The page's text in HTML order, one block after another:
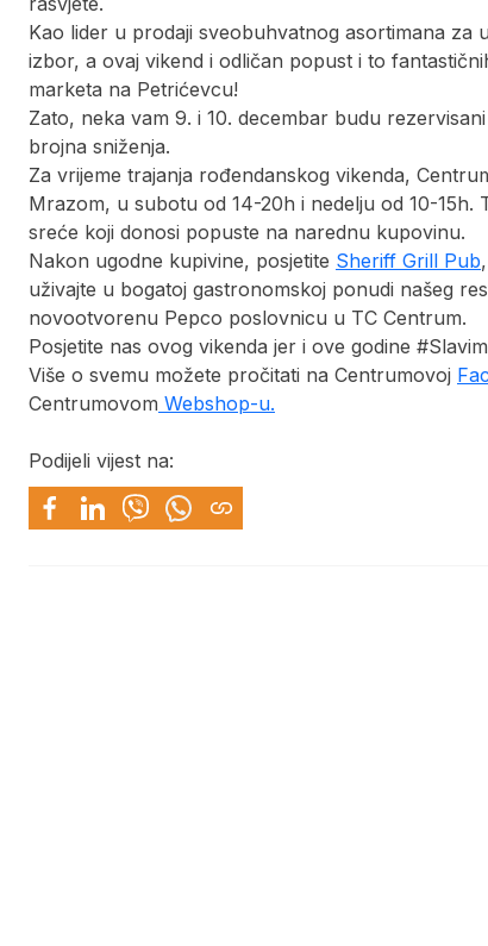
Kao lider u prodaji sveobuhvatnog asortimana za
izbor, a ovaj vikend i odličan popust i to
marketa na Petrićevcu!
Zato, neka vam 9. i 10. decembar budu
brojna sniženja.
Za vrijeme trajanja rođendanskog vikenda,
Mrazom, u subotu od 14-20h i nedelju od 10-15h.
sreće koji donosi popuste na narednu kupovinu.
Nakon ugodne kupivine, posjetite Sheriff Grill Pub
uživajte u bogatoj gastronomskoj ponudi našeg
novootvorenu Pepco poslovnicu u TC Centrum.
Posjetite nas ovog vikenda jer i ove godine
Više o svemu možete pročitati na Centrumovoj
Centrumovom Webshop-u.
Podijeli vijest na: